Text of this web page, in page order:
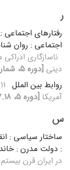
ر
رفتارهای
اجتماعی : روان
ناسازگاری‌
دینی‌ [دوره 5، شماره 15، 1381، صفحه 55-74]
روابط‌ بین‌ الملل‌
آمریکا [دوره 5، 17.18، 1381، صفحه 729-738]
س
ساختار سیاسی :
: دولت مدرن :
در ایران‌ قرن‌ بیستم‌